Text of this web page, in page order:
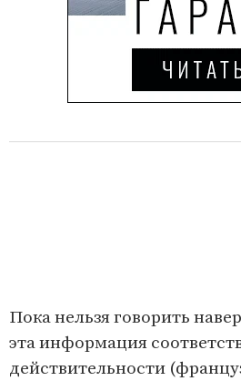
Пока нельзя говорить
эта информация
действительности